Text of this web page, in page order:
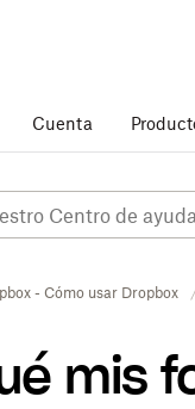
Cuenta
- Cómo usar Dropbox
mis